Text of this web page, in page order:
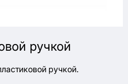
ручкой
ручкой.